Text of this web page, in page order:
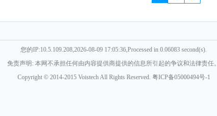
您的IP:10.5.109.208,2026-08-09 17:05:36,Processed in 0.06083 second(s).
免责声明: 本网不承担任何由内容提供商提供的信息所引起的争议和法律责任。
Copyright © 2014-2015 Voistech All Rights Reserved. 粤ICP备05000494号-1